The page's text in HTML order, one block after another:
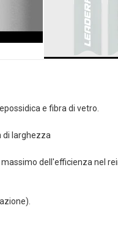
e fibra di vetro.
di larghezza
dell'efficienza nel